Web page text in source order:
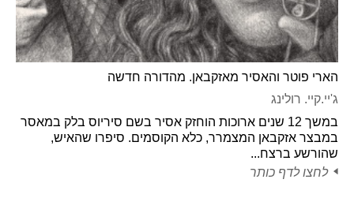
הארי פוטר והאסיר מאזקבאן. מהדורה חדשה
ג'יי.קיי. רולינג
במשך 12 שנים ארוכות הוחזק אסיר בשם סיריוס בלק במאסר
במבצר אזקבאן המצמרר, כלא הקוסמים. סיפרו שהאיש,
שהורשע ברצח...
לחצו לדף כותר